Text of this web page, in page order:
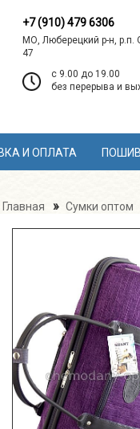
+7 (910) 479 6306
МО, Люберецкий р-н, р.п.
47
c 9.00 до 19.00
без перерыва и
И ОПЛАТА
Главная » Сумки оптом